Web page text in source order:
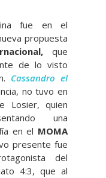
fue en el
propuesta
que
de lo visto
Cassandro el
no tuvo en
Losier, quien
una
en el MOMA
presente fue
del
4:3, que al